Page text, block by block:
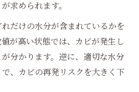
求められます。
だけの水分が含まれているかを
が高い状態では、カビが発生し
分かります。逆に、適切な水分
、カビの再発リスクを大きく下